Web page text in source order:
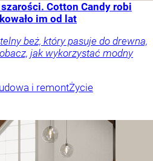
Cotton Candy robi
im od lat
beż, który pasuje do drewna,
jak wykorzystać modny
i remontŻycie